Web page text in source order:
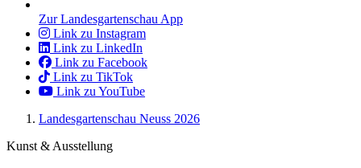
Zur Landesgartenschau App
Link zu Instagram
Link zu LinkedIn
Link zu Facebook
Link zu TikTok
Link zu YouTube
Landesgartenschau Neuss 2026
Kunst & Ausstellung